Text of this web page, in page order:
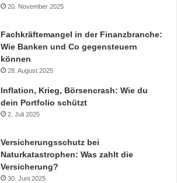
20. November 2025
Fachkräftemangel in der Finanzbranche:
Wie Banken und Co gegensteuern
können
28. August 2025
Inflation, Krieg, Börsencrash: Wie du
dein Portfolio schützt
2. Juli 2025
Versicherungsschutz bei
Naturkatastrophen: Was zahlt die
Versicherung?
30. Juni 2025